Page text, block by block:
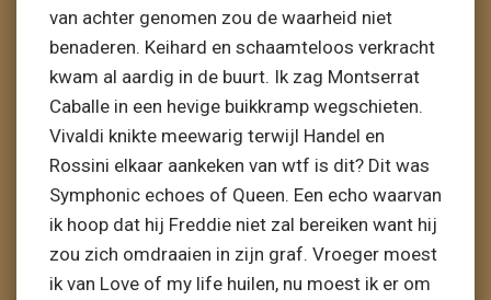
van achter genomen zou de waarheid niet
benaderen. Keihard en schaamteloos verkracht
kwam al aardig in de buurt. Ik zag Montserrat
Caballe in een hevige buikkramp wegschieten.
Vivaldi knikte meewarig terwijl Handel en
Rossini elkaar aankeken van wtf is dit? Dit was
Symphonic echoes of Queen. Een echo waarvan
ik hoop dat hij Freddie niet zal bereiken want hij
zou zich omdraaien in zijn graf. Vroeger moest
ik van Love of my life huilen, nu moest ik er om